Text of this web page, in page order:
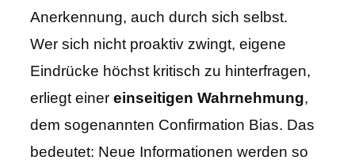
Anerkennung, auch durch sich selbst.
Wer sich nicht proaktiv zwingt, eigene
Eindrücke höchst kritisch zu hinterfragen,
erliegt einer einseitigen Wahrnehmung,
dem sogenannten Confirmation Bias. Das
bedeutet: Neue Informationen werden so